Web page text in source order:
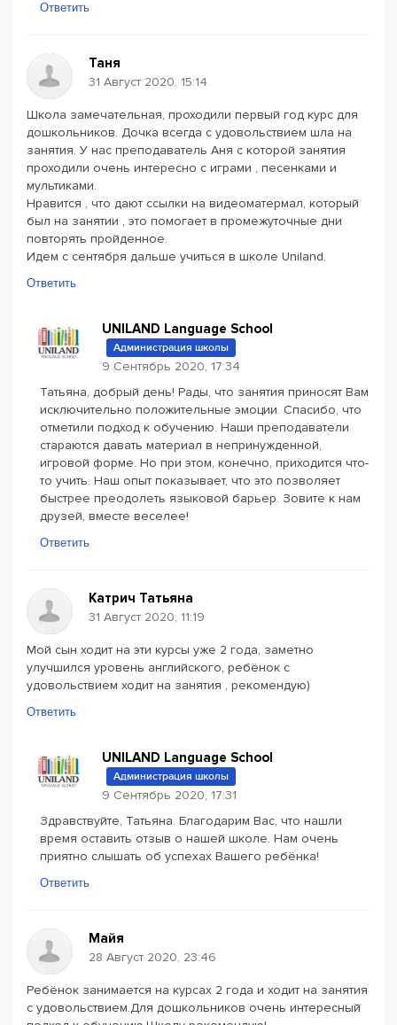
Ответить
Таня
31 Август 2020, 15:14
Школа замечательная, проходили первый год курс для
дошкольников. Дочка всегда с удовольствием шла на
занятия. У нас преподаватель Аня с которой занятия
проходили очень интересно с играми , песенками и
мультиками.
Нравится , что дают ссылки на видеоматермал, который
был на занятии , это помогает в промежуточные дни
повторять пройденное.
Идем с сентября дальше учиться в школе Uniland.
Ответить
UNILAND Language School
Администрация школы
9 Сентябрь 2020, 17:34
Татьяна, добрый день! Рады, что занятия приносят Вам
исключительно положительные эмоции. Спасибо, что
отметили подход к обучению. Наши преподаватели
стараются давать материал в непринужденной,
игровой форме. Но при этом, конечно, приходится что-
то учить. Наш опыт показывает, что это позволяет
быстрее преодолеть языковой барьер. Зовите к нам
друзей, вместе веселее!
Ответить
Катрич Татьяна
31 Август 2020, 11:19
Мой сын ходит на эти курсы уже 2 года, заметно
улучшился уровень английского, ребёнок с
удовольствием ходит на занятия , рекомендую)
Ответить
UNILAND Language School
Администрация школы
9 Сентябрь 2020, 17:31
Здравствуйте, Татьяна. Благодарим Ваc, что нашли
время оставить отзыв о нашей школе. Нам очень
приятно слышать об успехах Вашего ребёнка!
Ответить
Майя
28 Август 2020, 23:46
Ребёнок занимается на курсах 2 года и ходит на занятия
с удовольствием.Для дошкольников очень интересный